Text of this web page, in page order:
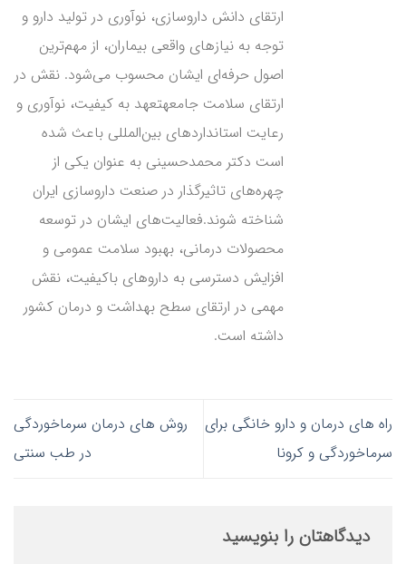
ارتقای دانش داروسازی، نوآوری در تولید دارو و
توجه به نیازهای واقعی بیماران، از مهم‌ترین
اصول حرفه‌ای ایشان محسوب می‌شود. نقش در
ارتقای سلامت جامعهتعهد به کیفیت، نوآوری و
رعایت استانداردهای بین‌المللی باعث شده
است دکتر محمدحسینی به عنوان یکی از
چهره‌های تاثیرگذار در صنعت داروسازی ایران
شناخته شوند.فعالیت‌های ایشان در توسعه
محصولات درمانی، بهبود سلامت عمومی و
افزایش دسترسی به داروهای باکیفیت، نقش
مهمی در ارتقای سطح بهداشت و درمان کشور
داشته است.
راه های درمان و دارو خانگی برای
سرماخوردگی و کرونا
روش های درمان سرماخوردگی
در طب سنتی
دیدگاهتان را بنویسید